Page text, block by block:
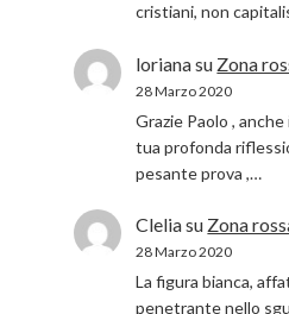
cristiani, non
lorianasu Zona
28 Marzo 2020
Grazie Paolo ,
tua profonda
pesante prova ,…
Cleliasu Zona
28 Marzo 2020
La figura bianca,
penetrante nello